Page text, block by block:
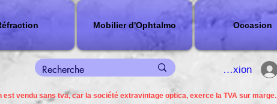
Mobilier d'Ophtalmo Occasion
connexion
est vendu sans tva, car la société extravintage optica, exerce la TVA sur marge.